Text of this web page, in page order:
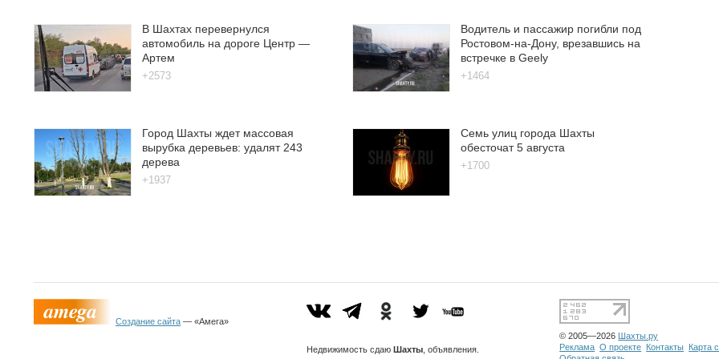
В Шахтах перевернулся
автомобиль на дороге Центр —
Артем
+2573
Водитель и пассажир погибли под
Ростовом-на-Дону, врезавшись на
встречке в Geely
+1464
Город Шахты ждет массовая
вырубка деревьев: удалят 243
дерева
+1937
Семь улиц города Шахты
обесточат 5 августа
+1700
Создание сайта — «Амега»
Недвижимостьсдаю Шахты, объявления.
© 2005—2026 Шахты.ру
Реклама О проекте Контакты Карта